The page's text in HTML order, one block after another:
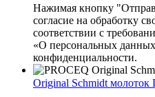
Нажимая кнопку
согласие на обработку
соответствии с
«О персональных
конфиденциальности.
Original Schmidt